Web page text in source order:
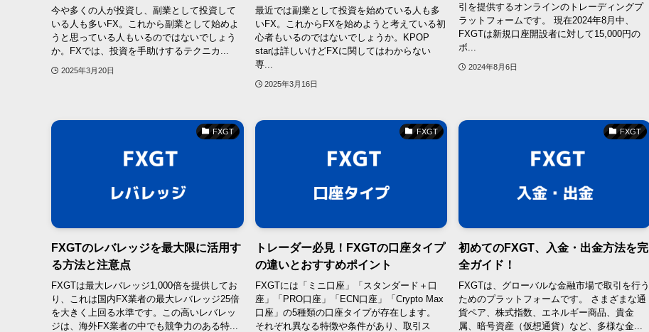
今や多くの人が投資し、副業として投資して
いる人も多いFX。これから副業として始めよ
うと思っている人もいるのではないでしょう
か。FXでは、投資を手助けするテクニカ...
2025年3月20日
最近では副業として投資を始めている人も多
いFX。これからFXを始めようと考えている初
心者もいるのではないでしょうか。KPOP
starは詳しいけどFXに関してはわからない
専...
2025年3月16日
引を提供するオンラインのトレーディングプ
ラットフォームです。 現在2024年8月中、
FXGTは新規口座開設者に対して15,000円の
ボ...
2024年8月6日
FXGT
FXGTのレバレッジを最大限に活用す
る方法と注意点
FXGTは最大レバレッジ1,000倍を提供してお
り、これは国内FX業者の最大レバレッジ25倍
を大きく上回る水準です。この高いレバレッ
ジは、海外FX業者の中でも競争力のある特...
FXGT
トレーダー必見！FXGTの口座タイプ
の違いとおすすめポイント
FXGTには「ミニ口座」「スタンダード＋口
座」「PRO口座」「ECN口座」「Crypto Max
口座」の5種類の口座タイプが存在します。
それぞれ異なる特徴や条件があり、取引ス
FXGT
初めてのFXGT、入金・出金方法を完
全ガイド！
FXGTは、グローバルな金融市場で取引を行う
ためのプラットフォームです。 さまざまな通
貨ペア、株式指数、エネルギー商品、貴金
属、暗号資産（仮想通貨）など、多様な金...